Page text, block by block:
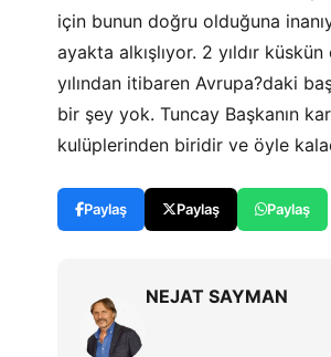
için bunun doğru olduğuna
ayakta alkışlıyor. 2 yıldır
yılından itibaren Avrupa?daki
bir şey yok. Tuncay Başkanın
kulüplerinden biridir ve öyle
Paylaş Paylaş Paylaş
NEJAT SAYMAN